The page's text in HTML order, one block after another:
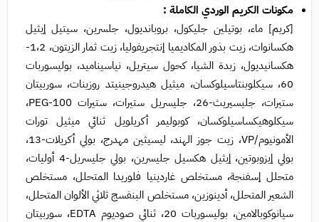
مكونات الكريم الوردي الكاملة :
[كريم] ماء، بوتيلين جليكول، بروبانديول، جلسرين، سيتيل إيثيل
هكسانوات، زيت بذور المكاديميا إنتجريفوليا، زيت ثمار الزيتون، 1،2-
هكسانيديول، زبدة الشيا، كحول سيتريل، نياسيناميد، بوليسوربات
60، سيكلوبنتاسيلوكسان، ميثيل هيدروجينيتد روزينات، سوربيتان
ستيرات، جليسيريث-26، جليسريل ستيرات، ستيرات PEG-100،
سيكلوهيكساسيلوكسان، كوبوليمر أكريلويل ثنائي ميثيل تورات
الأمونيوم/VP، زيت جوز الهند، ليسيثين مهدرج، بولي أكريلات-13،
بولي إيزوبوتين، إيثيل هكسيل جليسرين، بولي جليسريل-4 أوليات،
متحلل إسفنجة، مستخلص غاردينيا فلوريدا المتحلل، مستخلص
الشعير المتحلل، أدينوزين، مستخلص البنفسج ثلاثي الألوان المتحلل،
سيانوكوبالامين، بوليسوربات 20، ثنائي صوديوم EDTA، سوربيتان